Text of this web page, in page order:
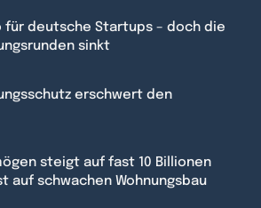
für deutsche Startups – doch die
sinkt
erschwert den
steigt auf fast 10 Billionen
auf schwachen Wohnungsbau